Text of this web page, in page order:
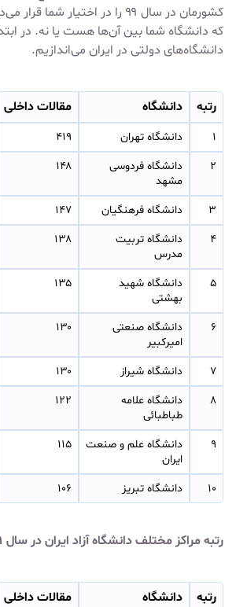
کشورمان در سال ۹۹ را در اختیار
که دانشگاه شما بین آن‌ها هست یا نه. در
دانشگاه‌های دولتی در ایران می‌اندازیم.
رتبه دانشگاه مقالات داخلی
۱ دانشگاه تهران ۴۱۹
۲
مشهد
۱۴۸
۳ دانشگاه فرهنگیان ۱۴۷
۴
مدرس
۱۳۸
۵
بهشتی
۱۳۵
۶
امیرکبیر
۱۳۰
۷ دانشگاه شیراز ۱۳۰
۸
طباطبائی
۱۲۲
۹
ایران
۱۱۵
۱۰ دانشگاه تبریز ۱۰۶
رتبه مراکز مختلف دانشگاه آزاد ایران در سال ۹۹
رتبه دانشگاه مقالات داخلی